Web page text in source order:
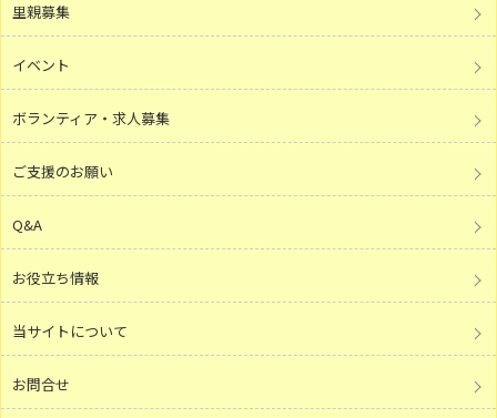
里親募集
イベント
ボランティア・求人募集
ご支援のお願い
Q&A
お役立ち情報
当サイトについて
お問合せ